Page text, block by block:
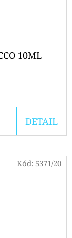
10ML
DETAIL
Kód: 5371/20